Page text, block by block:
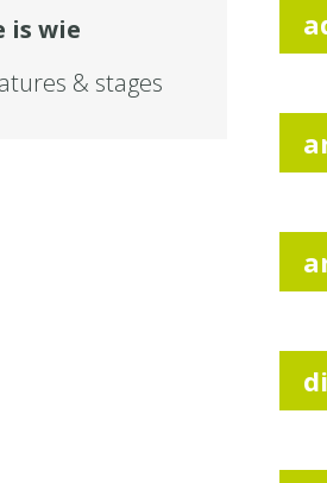
is wie
& stages